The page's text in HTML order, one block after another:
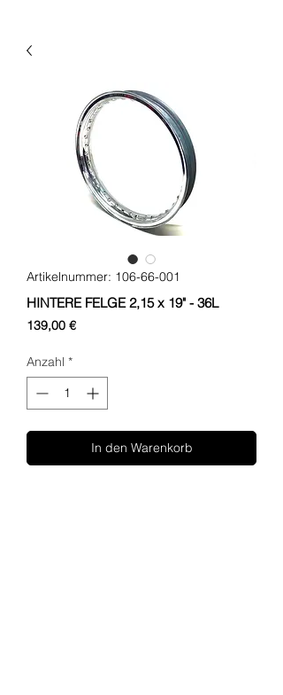
Artikelnummer: 106-66-001
HINTERE FELGE 2,15 x 19" - 36L
139,00 €Preis
Anzahl *
In den Warenkorb